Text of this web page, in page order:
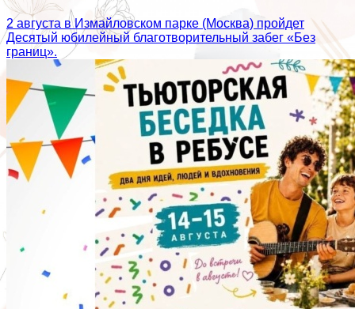
2 августа в Измайловском парке (Москва) пройдет
Десятый юбилейный благотворительный забег «Без
границ».